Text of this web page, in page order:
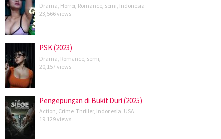
Drama Horror, Romance semi Indonesia
23,566 views
PSK (2023)
Drama Romance semi
20,157 views
Pengepungan di Bukit Duri (2025)
Action Crime Thriller, Indonesia USA
19,129 views